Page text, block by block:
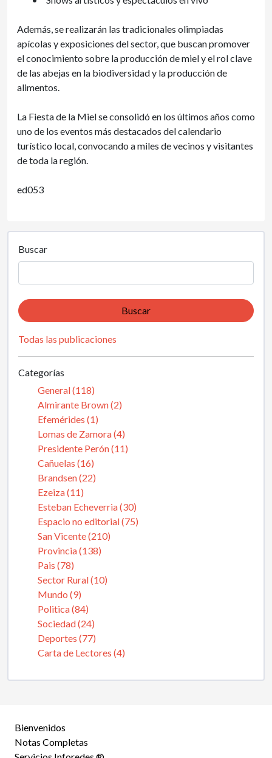
Además, se realizarán las tradicionales olimpiadas
apícolas y exposiciones del sector, que buscan promover
el conocimiento sobre la producción de miel y el rol clave
de las abejas en la biodiversidad y la producción de
alimentos.
La Fiesta de la Miel se consolidó en los últimos años como
uno de los eventos más destacados del calendario
turístico local, convocando a miles de vecinos y visitantes
de toda la región.
ed053
Buscar
Buscar
Todas las publicaciones
Categorías
General (118)
Almirante Brown (2)
Efemérides (1)
Lomas de Zamora (4)
Presidente Perón (11)
Cañuelas (16)
Brandsen (22)
Ezeiza (11)
Esteban Echeverria (30)
Espacio no editorial (75)
San Vicente (210)
Provincia (138)
Pais (78)
Sector Rural (10)
Mundo (9)
Politica (84)
Sociedad (24)
Deportes (77)
Carta de Lectores (4)
Bienvenidos
Notas Completas